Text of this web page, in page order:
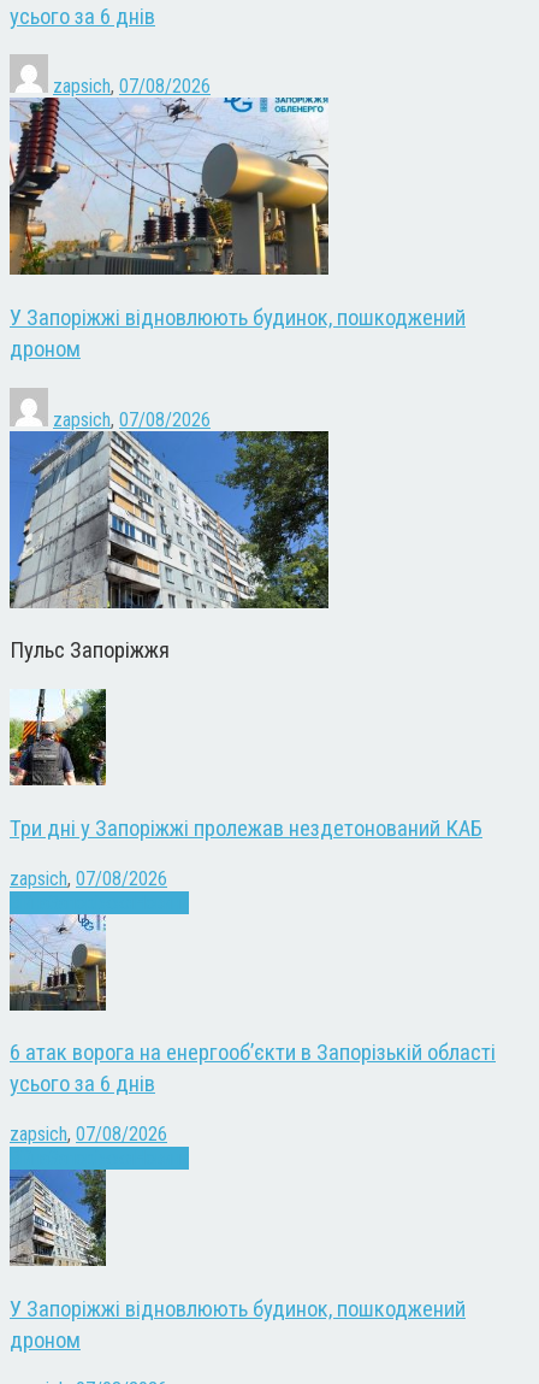
усього за 6 днів
zapsich, 07/08/2026
У Запоріжжі відновлюють будинок, пошкоджений
дроном
zapsich, 07/08/2026
Пульс Запоріжжя
Три дні у Запоріжжі пролежав нездетонований КАБ
zapsich, 07/08/2026
6 атак ворога на енергооб’єкти в Запорізькій області
усього за 6 днів
zapsich, 07/08/2026
У Запоріжжі відновлюють будинок, пошкоджений
дроном